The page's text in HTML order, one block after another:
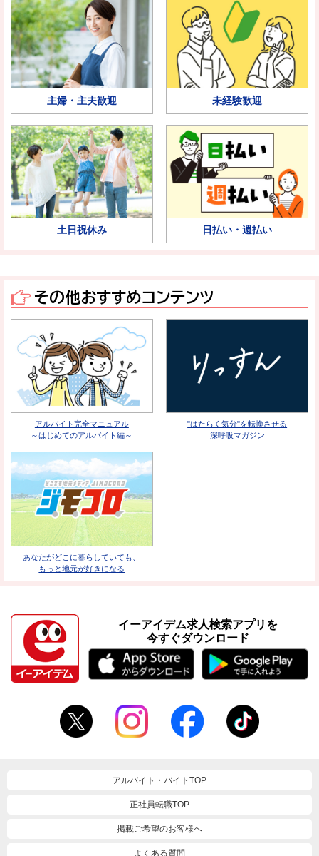
主婦・主夫歓迎 未経験歓迎
土日祝休み 日払い・週払い
その他おすすめコンテンツ
アルバイト完全マニュアル
～はじめてのアルバイト編～
"はたらく気分"を転換させる
深呼吸マガジン
あなたがどこに暮らしていても、
もっと地元が好きになる
イーアイデム求人検索アプリを
今すぐダウンロード
アルバイト・バイトTOP
正社員転職TOP
掲載ご希望のお客様へ
よくある質問